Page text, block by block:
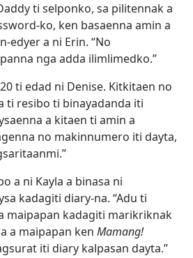
ti selponko, sa pilitennak a
ko, ken basaenna amin a
edyer a ni Erin. “No
nga adda ilimlimedko.”
ti edad ni Denise. Kitkitaen no
ti resibo ti binayadanda iti
a kitaen ti amin a
no makinnumero iti dayta,
a ni Kayla a binasa ni
kadagiti diary-na. “Adu ti
maipapan kadagiti marikriknak​
a maipapan ken Mamang!
iti diary kalpasan dayta.”